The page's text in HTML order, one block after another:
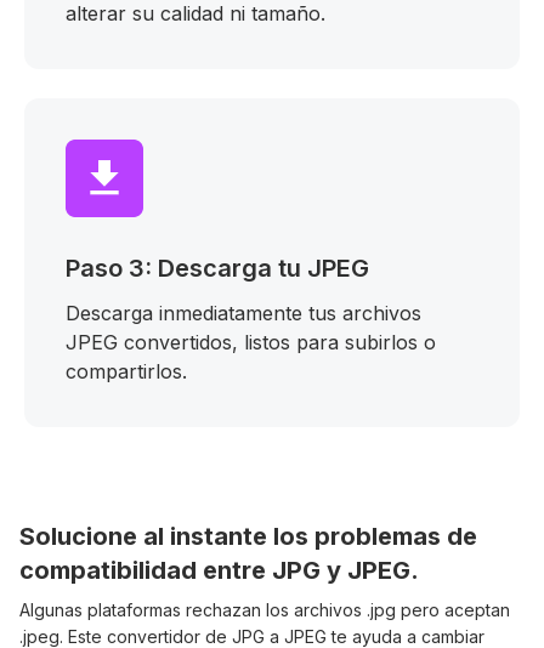
alterar su calidad ni tamaño.
Paso 3: Descarga tu JPEG
Descarga inmediatamente tus archivos
JPEG convertidos, listos para subirlos o
compartirlos.
Solucione al instante los problemas de
compatibilidad entre JPG y JPEG.
Algunas plataformas rechazan los archivos .jpg pero aceptan
.jpeg. Este convertidor de JPG a JPEG te ayuda a cambiar